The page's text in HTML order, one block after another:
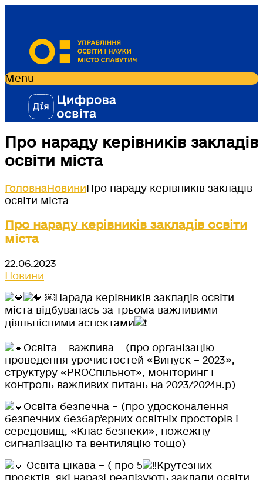
Menu
Про нараду керівників закладів
освіти міста
ГоловнаНовиниПро нараду керівників закладів
освіти міста
Про нараду керівників закладів освіти
міста
22.06.2023
Новини
￼Нарада керівників закладів освіти
міста відбувалась за трьома важливими
діяльнісними аспектами
Освіта – важлива – (про організацію
проведення урочистостей «Випуск – 2023»,
структуру «PROСпільнот», моніторинг і
контроль важливих питань на 2023/2024н.р)
Освіта безпечна – (про удосконалення
безпечних безбар’єрних освітніх просторів і
середовищ, «Клас безпеки», пожежну
сигналізацію та вентиляцію тощо)
Освіта цікава – ( про 5
Крутезних